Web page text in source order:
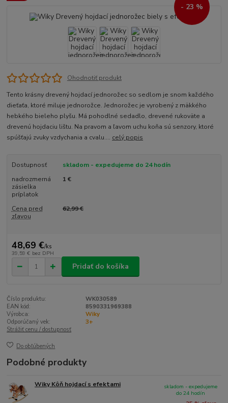
- 23 %
Ohodnotiť produkt
Tento krásny drevený hojdací jednorožec so sedlom je snom každého
dieťaťa, ktoré miluje jednorožce. Jednorožec je vyrobený z mäkkého
hebkého bieleho plyšu. Má pohodlné sedadlo, drevené rukoväte a
drevenú hojdaciu lištu. Na pravom a ľavom uchu koňa sú senzory, ktoré
spúšťajú zvuky vzdychania a cvalu.... celý popis
Dostupnosť
skladom - expedujeme do 24 hodín
nadrozmerná
zásielka
príplatok
1 €
Cena pred
zľavou
62,99 €
48,69 €/ks
39,59 € bez DPH
Pridať do košíka
Číslo produktu:
WK030589
EAN kód:
8590331969388
Výrobca:
Wiky
Odporúčaný vek:
3+
Strážiť cenu / dostupnosť
Do obľúbených
Podobné produkty
Wiky Kôň hojdací s efektami
skladom - expedujeme
do 24 hodín